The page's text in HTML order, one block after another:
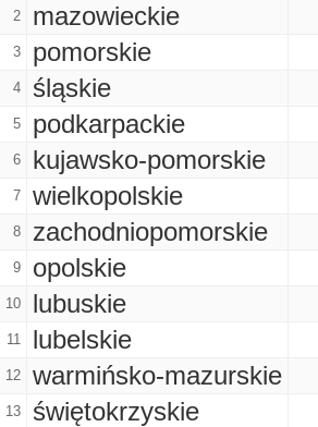
2 mazowieckie
3 pomorskie
4 śląskie
5 podkarpackie
6 kujawsko-pomorskie
7 wielkopolskie
8 zachodniopomorskie
9 opolskie
10 lubuskie
11 lubelskie
12 warmińsko-mazurskie
13 świętokrzyskie